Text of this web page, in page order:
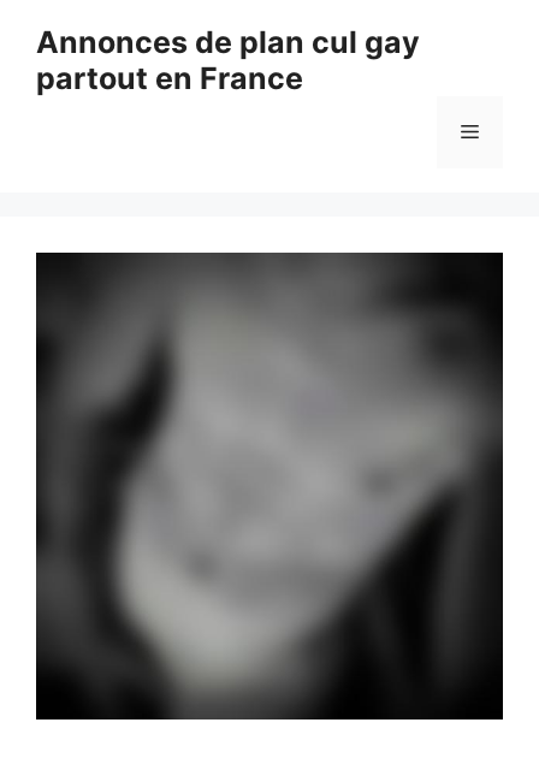
contenu
Annonces de plan cul gay
partout en France
Menu